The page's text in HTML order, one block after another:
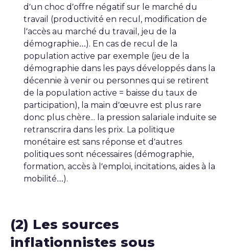
d’un choc d’offre négatif sur le marché du
travail (productivité en recul, modification de
l’accès au marché du travail, jeu de la
démographie…). En cas de recul de la
population active par exemple (jeu de la
démographie dans les pays développés dans la
décennie à venir ou personnes qui se retirent
de la population active = baisse du taux de
participation), la main d’œuvre est plus rare
donc plus chère... la pression salariale induite se
retranscrira dans les prix. La politique
monétaire est sans réponse et d’autres
politiques sont nécessaires (démographie,
formation, accès à l’emploi, incitations, aides à la
mobilité…).
(2) Les sources
inflationnistes sous